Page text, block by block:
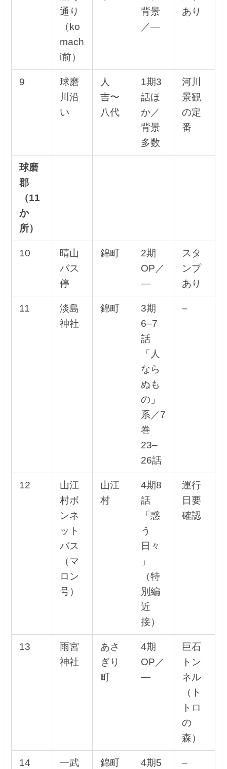
通り
（ko
mach
i前）
背景
／—
あり
9
球磨
川沿
い
人
吉〜
八代
1期3
話ほ
か／
背景
多数
河川
景観
の定
番
球磨
郡
（11
か
所）
10
晴山
バス
停
錦町
2期
OP／
—
スタ
ンプ
あり
11
淡島
神社
錦町
3期
6–7
話
「人
なら
ぬも
の」
系／7
巻
23–
26話
–
12
山江
村ボ
ンネ
ット
バス
（マ
ロン
号）
山江
村
4期8
話
「惑
う
日々
」
（特
別編
近
接）
運行
日要
確認
13
雨宮
神社
あさ
ぎり
町
4期
OP／
—
巨石
トン
ネル
（ト
トロ
の
森）
14
一武
錦町
4期5
–